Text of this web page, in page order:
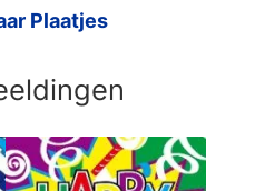
Plaatjes